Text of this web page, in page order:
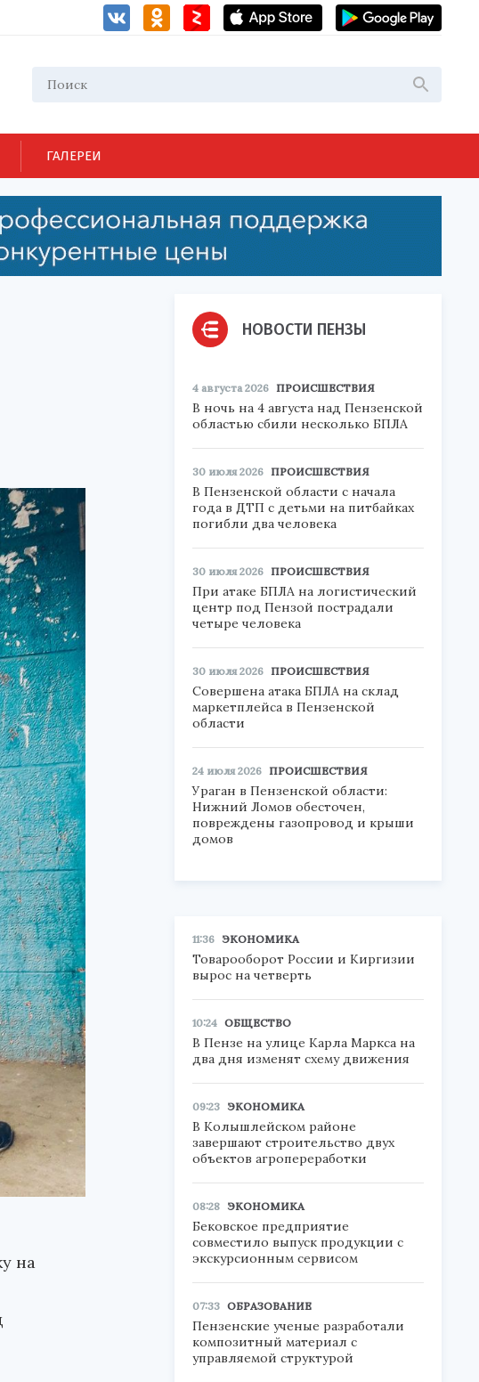
ГАЛЕРЕИ
на
НОВОСТИ ПЕНЗЫ
4 августа 2026 ПРОИСШЕСТВИЯ
В ночь на 4 августа над Пензенской
областью сбили несколько БПЛА
30 июля 2026 ПРОИСШЕСТВИЯ
В Пензенской области с начала
года в ДТП с детьми на питбайках
погибли два человека
30 июля 2026 ПРОИСШЕСТВИЯ
При атаке БПЛА на логистический
центр под Пензой пострадали
четыре человека
30 июля 2026 ПРОИСШЕСТВИЯ
Совершена атака БПЛА на склад
маркетплейса в Пензенской
области
24 июля 2026 ПРОИСШЕСТВИЯ
Ураган в Пензенской области:
Нижний Ломов обесточен,
повреждены газопровод и крыши
домов
11:36 ЭКОНОМИКА
Товарооборот России и Киргизии
вырос на четверть
10:24 ОБЩЕСТВО
В Пензе на улице Карла Маркса на
два дня изменят схему движения
09:23 ЭКОНОМИКА
В Колышлейском районе
завершают строительство двух
объектов агропереработки
08:28 ЭКОНОМИКА
Бековское предприятие
совместило выпуск продукции с
экскурсионным сервисом
07:33 ОБРАЗОВАНИЕ
Пензенские ученые разработали
композитный материал с
управляемой структурой